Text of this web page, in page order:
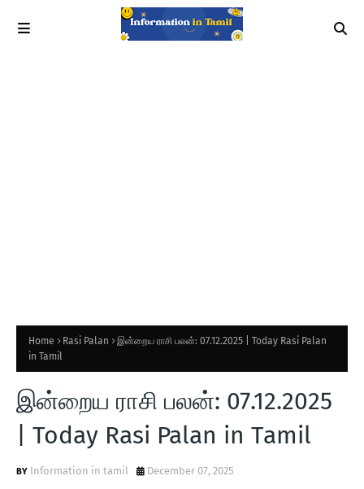
Home Rasi Palan
இன்றைய ராசி பலன்: 07.12.2025 | Today Rasi Palan
in Tamil
இன்றைய ராசி பலன்: 07.12.2025
| Today Rasi Palan in Tamil
Information in tamil December 07, 2025